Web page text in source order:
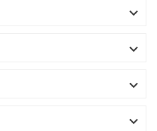



